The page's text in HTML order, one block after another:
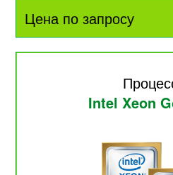
Цена по запросу
Intel Xeon